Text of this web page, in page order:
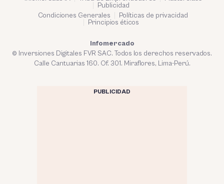
Publicidad
Condiciones Generales
Políticas de privacidad
Principios éticos
Infomercado
© Inversiones Digitales FVR SAC. Todos los derechos reservados.
Calle Cantuarias 160. Of. 301. Miraflores, Lima-Perú.
PUBLICIDAD